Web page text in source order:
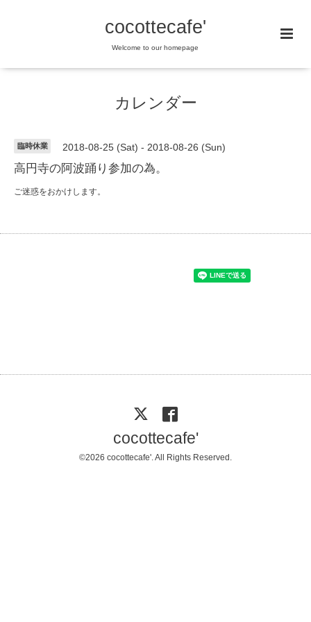
cocottecafe'
Welcome to our homepage
カレンダー
臨時休業 2018-08-25 (Sat) - 2018-08-26 (Sun)
高円寺の阿波踊り参加の為。
ご迷惑をおかけします。
cocottecafe'
©2026 cocottecafe'. All Rights Reserved.